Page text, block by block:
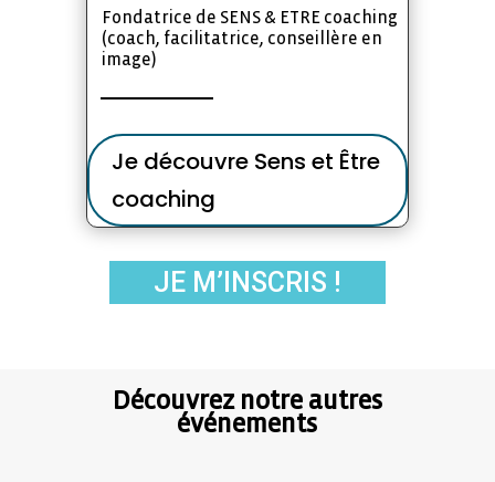
Fondatrice de SENS & ETRE coaching
(coach, facilitatrice, conseillère en
image)
Je découvre Sens et Être
coaching
JE M’INSCRIS !
Découvrez notre autres
événements